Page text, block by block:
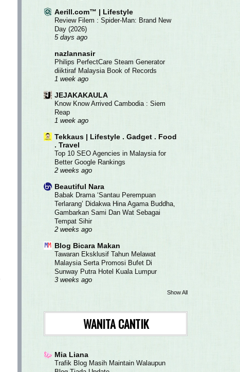
Aerill.com™ | Lifestyle
Review Filem : Spider-Man: Brand New
Day (2026)
5 days ago
nazlannasir
Philips PerfectCare Steam Generator
diiktiraf Malaysia Book of Records
1 week ago
JEJAKAKAULA
Know Know Arrived Cambodia : Siem
Reap
1 week ago
Tekkaus | Lifestyle . Gadget . Food
. Travel
Top 10 SEO Agencies in Malaysia for
Better Google Rankings
2 weeks ago
Beautiful Nara
Babak Drama ‘Santau Perempuan
Terlarang’ Didakwa Hina Agama Buddha,
Gambarkan Sami Dan Wat Sebagai
Tempat Sihir
2 weeks ago
Blog Bicara Makan
Tawaran Eksklusif Tahun Melawat
Malaysia Serta Promosi Bufet Di
Sunway Putra Hotel Kuala Lumpur
3 weeks ago
Show All
WANITA CANTIK
Mia Liana
Trafik Blog Masih Maintain Walaupun